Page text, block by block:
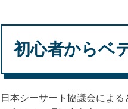
初心者からベ
日本シーサート協議会によ